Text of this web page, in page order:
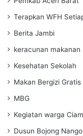
Terapkan WFH
Berita Jambi
keracunan makanan
Kesehatan Sekolah
Makan Bergizi Gratis
MBG
Kegiatan warga
Dusun Bojong